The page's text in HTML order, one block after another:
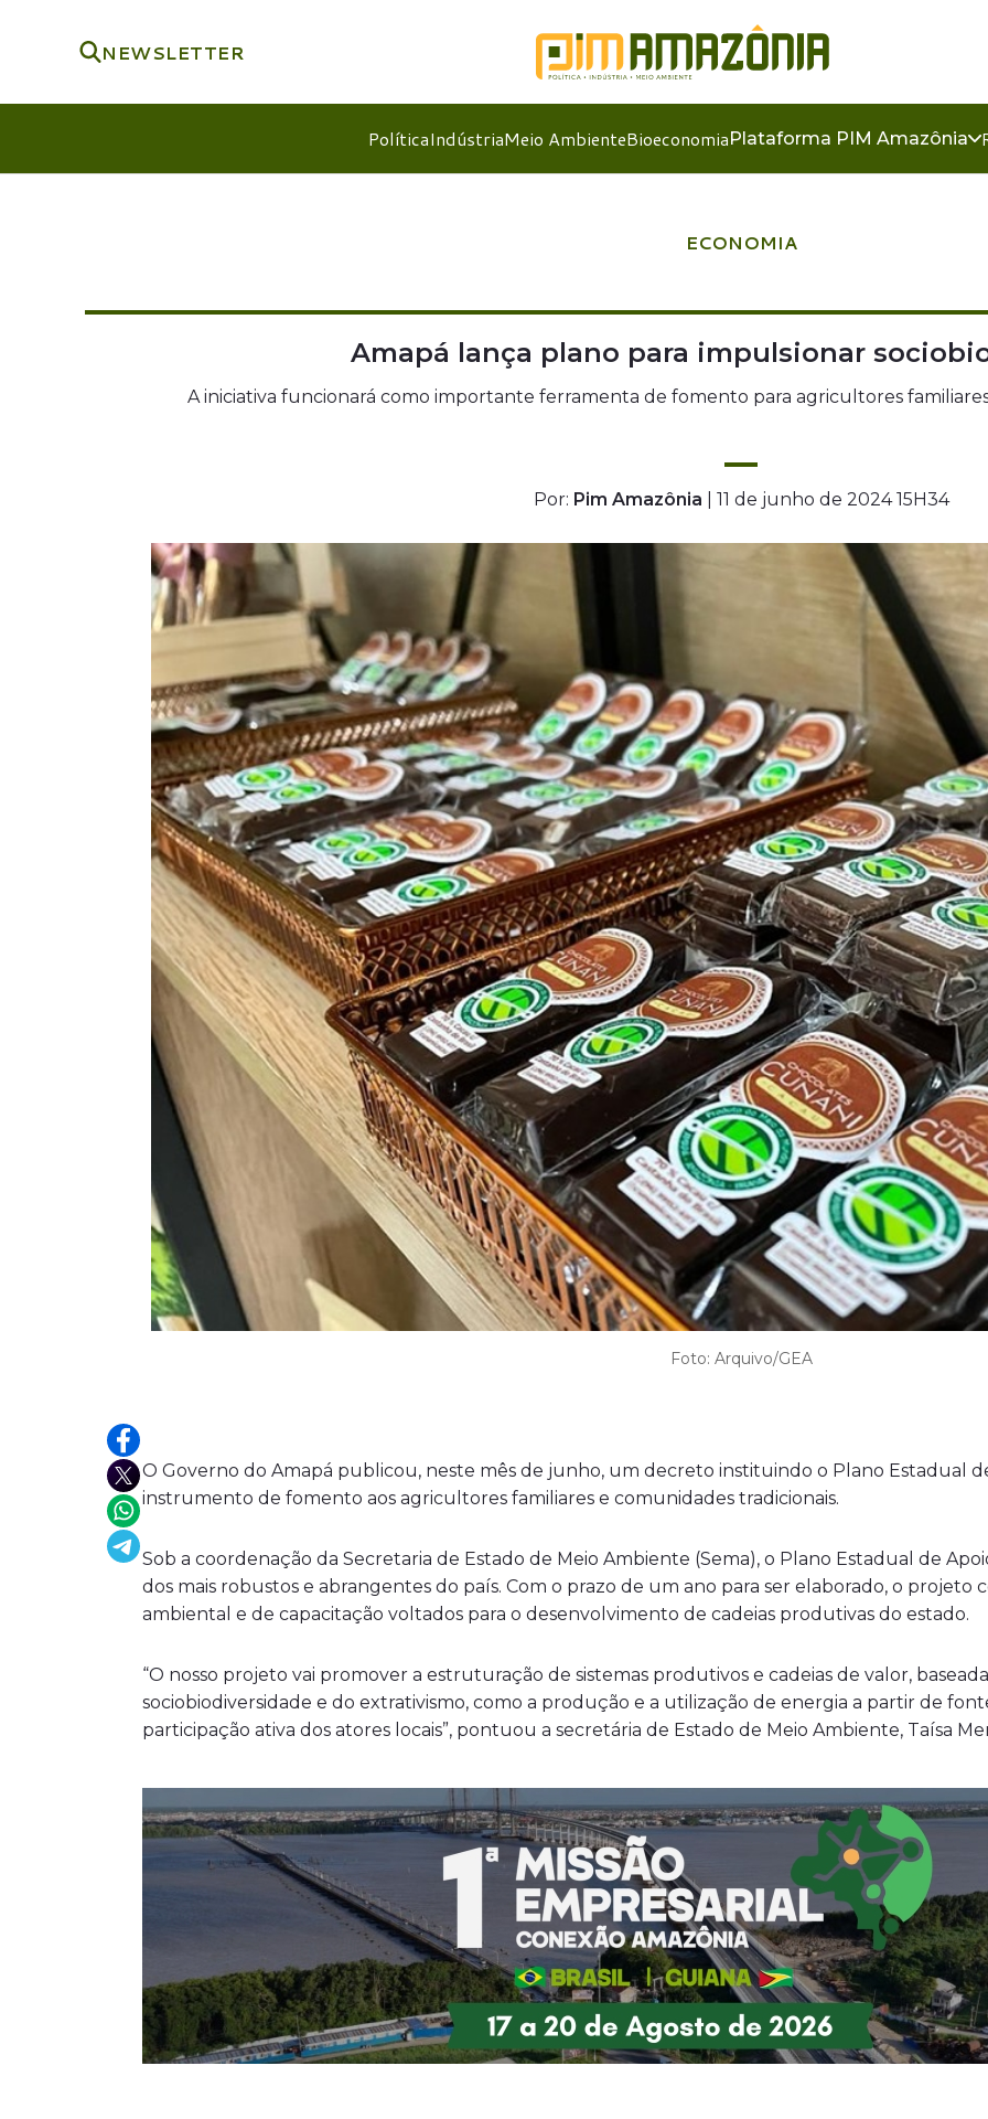
NEWSLETTER
PolíticaIndústriaMeio AmbienteBioeconomiaPlataforma PIM Amazônia
ECONOMIA
Amapá lança plano para impulsionar
A iniciativa funcionará como importante ferramenta de fomento para agricultores
Por: Pim Amazônia | 11 de junho de 2024 15H34
Foto: Arquivo/GEA
O Governo do Amapá publicou, neste mês de junho, um decreto instituindo o Plano Estadual
instrumento de fomento aos agricultores familiares e comunidades tradicionais.
Sob a coordenação da Secretaria de Estado de Meio Ambiente (Sema), o Plano Estadual de
dos mais robustos e abrangentes do país. Com o prazo de um ano para ser elaborado, o projeto
ambiental e de capacitação voltados para o desenvolvimento de cadeias produtivas do estado.
“O nosso projeto vai promover a estruturação de sistemas produtivos e cadeias de valor,
sociobiodiversidade e do extrativismo, como a produção e a utilização de energia a partir de
participação ativa dos atores locais”, pontuou a secretária de Estado de Meio Ambiente, Taísa